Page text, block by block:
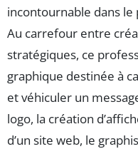
incontournable dans le
Au carrefour entre
stratégiques, ce
graphique destinée à
et véhiculer un
logo, la création
d’un site web, le